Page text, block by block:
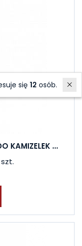
KAMIZELEK ...
się 12 osób.